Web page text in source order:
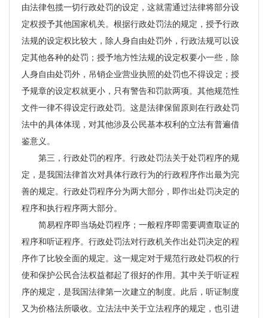
由法律包揽一切行政处罚的设定，这就需通过法律将部分设
定权授予其他国家机关。根据行政处罚法的规定，授予行政
法规的设定权比较大，除人身自由处罚外，行政法规可以设
定其他各种的处罚；授予地方性法规的设定权要小一些，除
人身自由处罚外，吊销企业营业执照的处罚也不得设定；授
予规章的设定权就更小，只有警告和罚款两项。其他规范性
文件一律不得设定行政处罚。这是法律保留原则在行政处罚
法中的具体体现，对其他涉及公民基本权利的立法有普遍借
鉴意义。
第三，行政处罚的程序。行政处罚法关于处罚程序的规
定，是我国法律首次对具体行政行为的行政程序作出最为完
善的规定。行政处罚程序分为两大部分，即作出处罚决定的
程序和执行程序两大部分。
简易程序即当场处罚程序；一般程序即需要调查取证的
程序和听证程序。行政处罚法对行政机关作出处罚决定的程
序作了比较全面的规定。这一规定对于规范行政处罚权的行
使和保护公民合法权益都起了很好的作用。其中关于听证程
序的规定，是我国法律第一次建立的制度。此后，听证制度
又为价格法所吸收。立法法中关于立法程序的规定，也引进